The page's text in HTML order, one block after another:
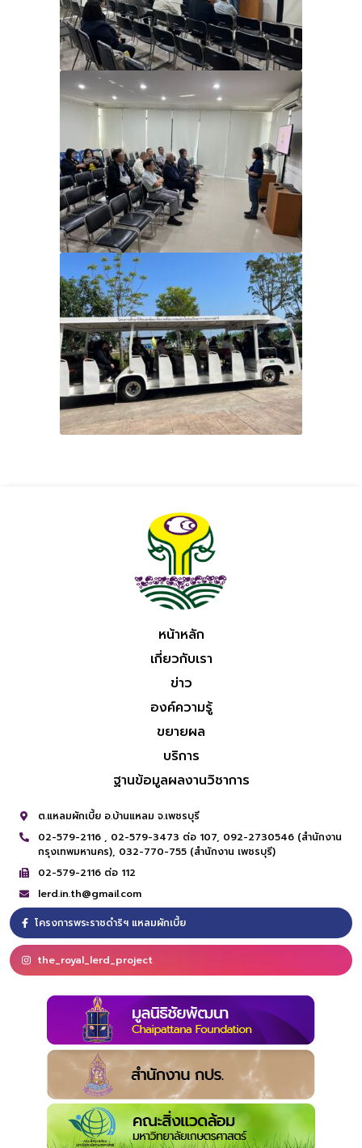
หน้าหลัก
เกี่ยวกับเรา
ข่าว
องค์ความรู้
ขยายผล
บริการ
ฐานข้อมูลผลงานวิชาการ
ต.แหลมผักเบี้ย อ.บ้านแหลม จ.เพชรบุรี
02-579-2116 , 02-579-3473 ต่อ 107, 092-2730546 (สำนักงาน
กรุงเทพมหานคร), 032-770-755 (สำนักงาน เพชรบุรี)
02-579-2116 ต่อ 112
lerd.in.th@gmail.com
โครงการพระราชดำริฯ แหลมผักเบี้ย
the_royal_lerd_project